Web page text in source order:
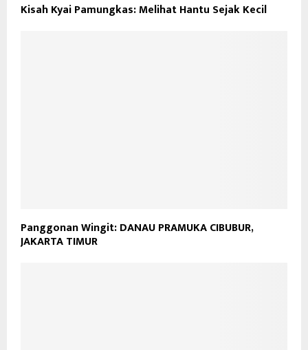
Kisah Kyai Pamungkas: Melihat Hantu Sejak Kecil
Panggonan Wingit: DANAU PRAMUKA CIBUBUR,
JAKARTA TIMUR